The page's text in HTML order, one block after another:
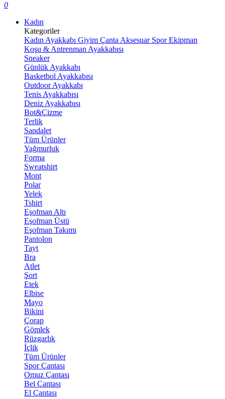
0
Kadın
Kategoriler
Kadın Ayakkabı Giyim Çanta Aksesuar Spor Ekipman
Koşu & Antrenman Ayakkabısı
Sneaker
Günlük Ayakkabı
Basketbol Ayakkabısı
Outdoor Ayakkabı
Tenis Ayakkabısı
Deniz Ayakkabısı
Bot&Çizme
Terlik
Sandalet
Tüm Ürünler
Yağmurluk
Forma
Sweatshirt
Mont
Polar
Yelek
Tshirt
Eşofman Altı
Eşofman Üstü
Eşofman Takımı
Pantolon
Tayt
Bra
Atlet
Şort
Etek
Elbise
Mayo
Bikini
Çorap
Gömlek
Rüzgarlık
İçlik
Tüm Ürünler
Spor Çantası
Omuz Çantası
Bel Çantası
El Çantası